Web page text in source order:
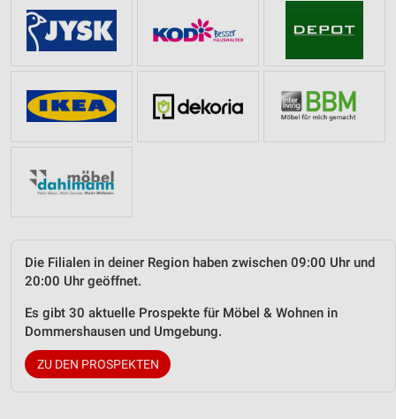
Die Filialen in deiner Region haben zwischen 09:00 Uhr und
20:00 Uhr geöffnet.
Es gibt 30 aktuelle Prospekte für Möbel & Wohnen in
Dommershausen und Umgebung.
ZU DEN PROSPEKTEN